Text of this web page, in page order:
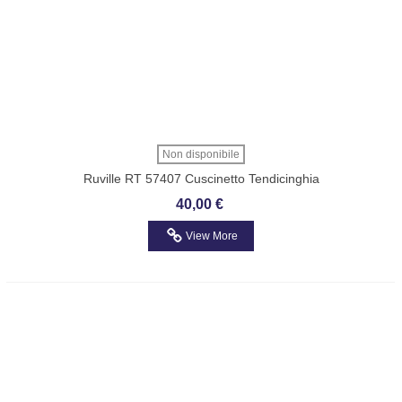
Non disponibile
Ruville RT 57407 Cuscinetto Tendicinghia
HONDA-ROVER
40,00 €
View More